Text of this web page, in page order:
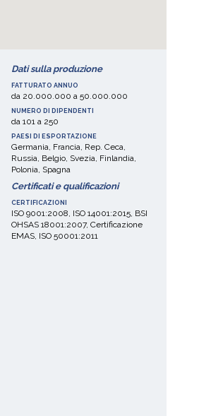
Dati sulla produzione
FATTURATO ANNUO
da 20.000.000 a 50.000.000
NUMERO DI DIPENDENTI
da 101 a 250
PAESI DI ESPORTAZIONE
Germania, Francia, Rep. Ceca,
Russia, Belgio, Svezia, Finlandia,
Polonia, Spagna
Certificati e qualificazioni
CERTIFICAZIONI
ISO 9001:2008, ISO 14001:2015, BSI
OHSAS 18001:2007, Certificazione
EMAS, ISO 50001:2011